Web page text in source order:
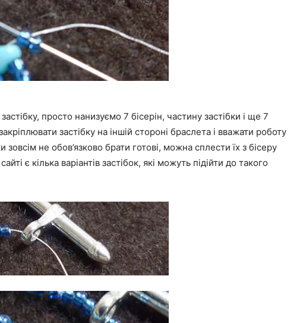
просто нанизуємо 7 бісерін, частину застібки і ще 7
застібку на іншій стороні браслета і вважати роботу
зовсім не обов’язково брати готові, можна сплести їх з бісеру
є кілька варіантів застібок, які можуть підійти до такого